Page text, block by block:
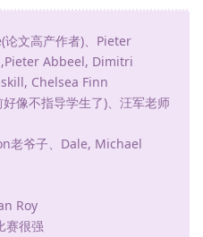
文高产作者)、Pieter
Abbeel, Dimitri
Chelsea Finn
像不指导学生了)、汪军老师
老爷子、Dale, Michael
Roy
赛很强